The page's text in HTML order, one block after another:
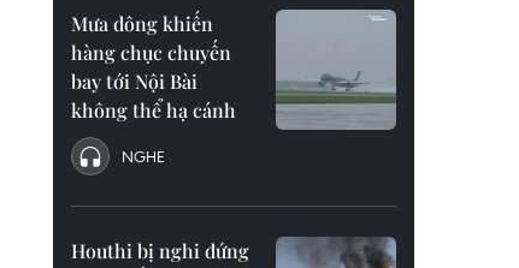
Mưa dông khiến
hàng chục chuyến
bay tới Nội Bài
không thể hạ cánh
NGHE
Houthi bị nghi đứng